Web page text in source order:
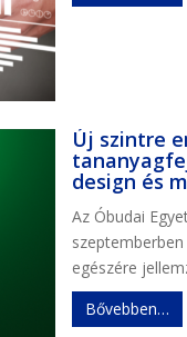
Új szintre
design és
Az Óbudai
egészére
Bővebben…